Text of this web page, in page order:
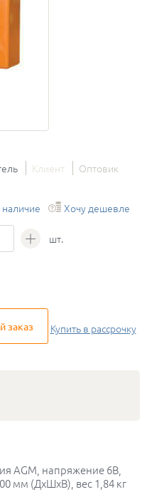
Клиент Оптовик
Хочу дешевле
шт.
заказ Купить в рассрочку
AGM, напряжение 6В,
мм (ДхШхВ), вес 1,84 кг